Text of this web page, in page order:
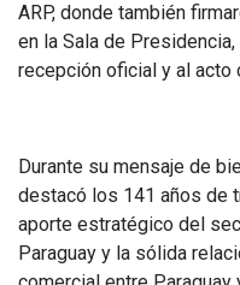
ARP, donde también
en la Sala de
recepción oficial y al acto
Durante su mensaje de
destacó los 141 años de
aporte estratégico del
Paraguay y la sólida